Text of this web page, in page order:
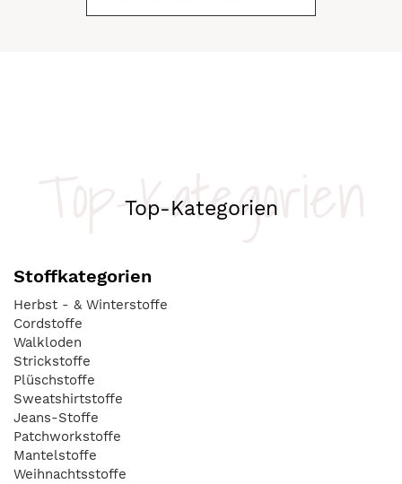
Top-Kategorien
Top-Kategorien
Stoffkategorien
Herbst - & Winterstoffe
Cordstoffe
Walkloden
Strickstoffe
Plüschstoffe
Sweatshirtstoffe
Jeans-Stoffe
Patchworkstoffe
Mantelstoffe
Weihnachtsstoffe